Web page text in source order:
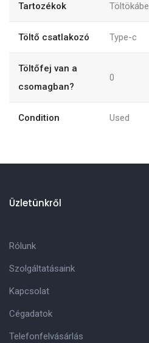
Tartozékok Töltökábel
Töltő csatlakozó Type-c
Töltőfej van a
csomagban?
0
Condition Used
Üzletünkről
Rólunk
Szolgáltatásaink
Kapcsolat
Cégadatok
Telefonfelvásárlás